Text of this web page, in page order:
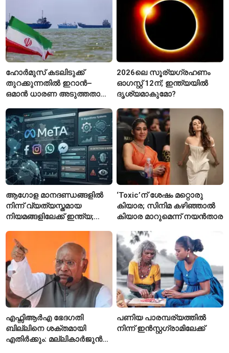
ഹോർമുസ് കടലിടുക്ക്
തുറക്കുന്നതിൽ ഇറാൻ–
ഒമാൻ ധാരണ അടുത്തതായി;
ടെഹ്റാൻ
2026ലെ സൂര്യഗ്രഹണം
ഓഗസ്റ്റ് 12ന്; ഇന്ത്യയിൽ
ദൃശ്യമാകുമോ?
ആഗോള മാനദണ്ഡങ്ങളിൽ
നിന്ന് വ്യത്യസ്തമായ
നിയമങ്ങളിലേക്ക് ഇന്ത്യ;
സമ്മർദം
‘Toxic’ന് ശേഷം മറ്റൊരു
കിയാര; സിനിമ കഴിഞ്ഞാൽ
കിയാര മാറുമെന്ന് നയൻതാര
എഫ്സിആർഎ ഭേദഗതി
ബില്ലിനെ ശക്തമായി
എതിർക്കും: മല്ലികാർജുൻ
പണിയ പാരമ്പര്യത്തിൽ
നിന്ന് ഇൻസ്റ്റഗ്രാമിലേക്ക്